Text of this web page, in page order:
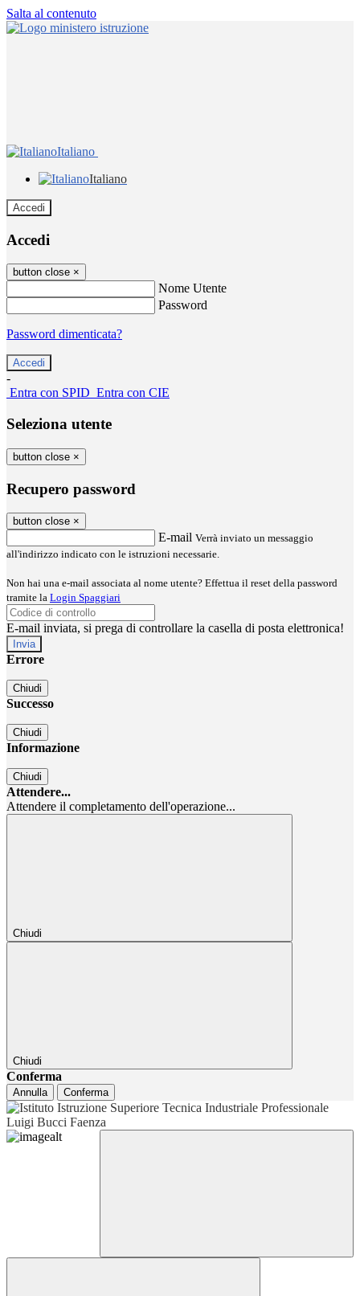
Salta al contenuto
Italiano
Italiano
Accedi
Accedi
button close ×
Nome Utente
Password
Password dimenticata?
-
Entra con SPID Entra con CIE
Seleziona utente
button close ×
Recupero password
button close ×
E-mail Verrà inviato un messaggio
all'indirizzo indicato con le istruzioni necessarie.
Non hai una e-mail associata al nome utente? Effettua il reset della password
tramite la Login Spaggiari
E-mail inviata, si prega di controllare la casella di posta elettronica!
Errore
Chiudi
Successo
Chiudi
Informazione
Chiudi
Attendere...
Attendere il completamento dell'operazione...
Chiudi
Chiudi
Conferma
Annulla Conferma